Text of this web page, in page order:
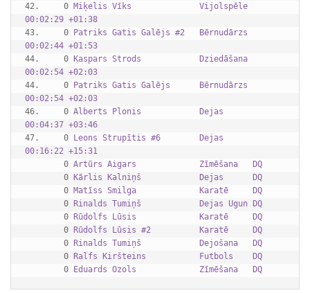
42.     0 Miķelis Vīks              Vijolspēle
00:02:29 +01:38
43.     0 Patriks Gatis Galējs #2   Bērnudārzs
00:02:44 +01:53
44.     0 Kaspars Strods            Dziedāšana
00:02:54 +02:03
44.     0 Patriks Gatis Galējs      Bērnudārzs
00:02:54 +02:03
46.     0 Alberts Plonis            Dejas
00:04:37 +03:46
47.     0 Leons Strupītis #6        Dejas
00:16:22 +15:31
        0
        0
        0
        0
        0
        0
        0
        0
        0